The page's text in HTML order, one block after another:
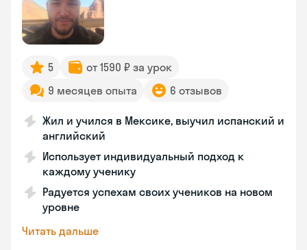
5
от 1590 ₽ за урок
9 месяцев опыта
6 отзывов
Жил и учился в Мексике, выучил испанский и
английский
Использует индивидуальный подход к
каждому ученику
Радуется успехам своих учеников на новом
уровне
Читать дальше